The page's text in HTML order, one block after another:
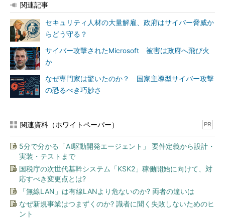
関連記事
セキュリティ人材の大量解雇、政府はサイバー脅威か
らどう守る？
サイバー攻撃されたMicrosoft 被害は政府へ飛び火
か
なぜ専門家は驚いたのか？ 国家主導型サイバー攻撃
の恐るべき巧妙さ
関連資料（ホワイトペーパー） PR
5分で分かる「AI駆動開発エージェント」 要件定義から設計・
実装・テストまで
国税庁の次世代基幹システム「KSK2」稼働開始に向けて、対
応すべき変更点とは?
「無線LAN」は有線LANより危ないのか? 両者の違いは
なぜ新規事業はつまずくのか? 識者に聞く失敗しないためのヒ
ント